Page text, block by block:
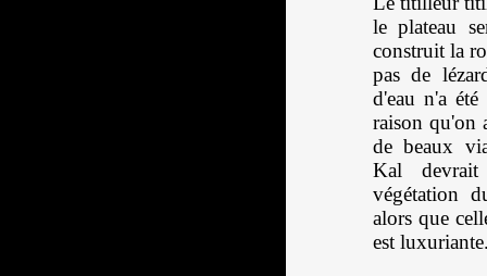
le plateau
construit la
pas de
d'eau n'a
raison qu'on
de beaux
Kal
végétation
alors que
est